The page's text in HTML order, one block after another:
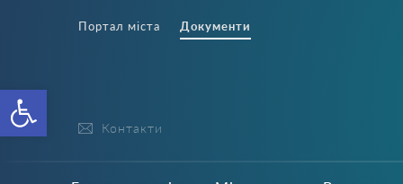
Відкрити Панель
Портал міста Документи
Контакти